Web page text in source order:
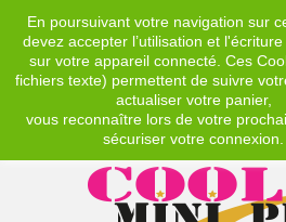
En poursuivant votre navigation sur
devez accepter l’utilisation et
sur votre appareil connecté. Ces
fichiers texte) permettent de suivre
actualiser votre panier,
vous reconnaître lors de votre
sécuriser votre connexion.
EUR